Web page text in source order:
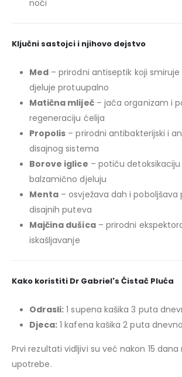
noći
Ključni sastojci i njihovo dejstvo
Med– prirodni antiseptik koji
djeluje protuupalno
Matična mliječ– jača organizam i
regeneraciju ćelija
Propolis – prirodni antibakterijski i
disajnog sistema
Borove iglice – potiču
balzamično djeluju
Menta – osvježava dah i
disajnih puteva
Majčina dušica– prirodni
iskašljavanje
Kako koristiti Dr Gabriel's Čistač Pluća
Odrasli: 1 supena kašika 3 puta
Djeca: 1 kafena kašika 2 puta dnevno
Prvi rezultati vidljivi su već nakon 15
upotrebe.